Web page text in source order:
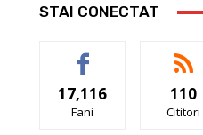
STAI CONECTAT
17,116
Fani
110
Cititori